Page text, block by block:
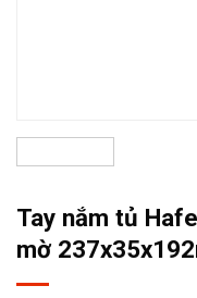
Tay nắm tủ
mờ